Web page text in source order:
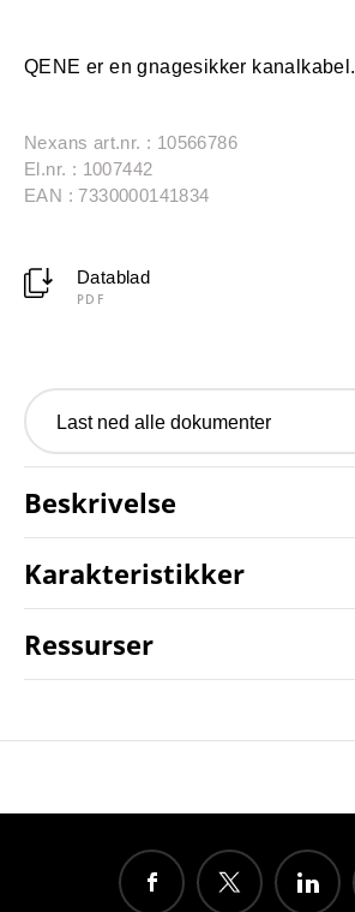
QENE er en gnagesikker kanalkabel.
Nexans art.nr. : 10566786
El.nr. : 1007442
EAN : 7330000141834
Datablad
PDF
Last ned alle dokumenter
Beskrivelse
Karakteristikker
Ressurser